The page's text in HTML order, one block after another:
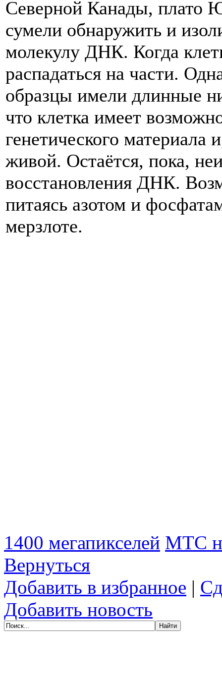
Северной Канады, плато
сумели обнаружить и
молекулу ДНК. Когда
распадаться на части.
образцы имели длинные
что клетка имеет
генетического материала
живой. Остаётся, пока,
восстановления ДНК.
питаясь азотом и
мерзлоте.
1400 мегапикселей МТС
Вернуться
Добавить в избранное |
Добавить новость